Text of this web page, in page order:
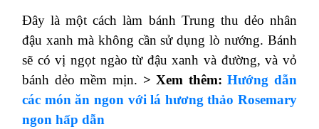
Đây là một cách làm bánh Trung thu dẻo nhân
đậu xanh mà không cần sử dụng lò nướng. Bánh
sẽ có vị ngọt ngào từ đậu xanh và đường, và vỏ
bánh dẻo mềm mịn. > Xem thêm:Hướng dẫn
các món ăn ngon với lá hương thảo Rosemary
ngon hấp dẫn